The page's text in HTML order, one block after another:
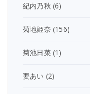
紀内乃秋 (6)
菊地姫奈 (156)
菊池日菜(1)
要あい (2)